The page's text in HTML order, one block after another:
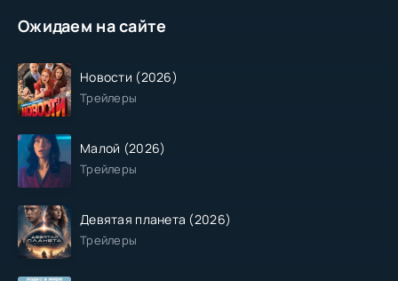
Ожидаем на сайте
Новости (2026)
Трейлеры
Малой (2026)
Трейлеры
Девятая планета (2026)
Трейлеры